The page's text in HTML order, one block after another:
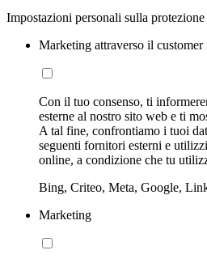
Impostazioni personali sulla protezione
Marketing attraverso il customer
Con il tuo consenso, ti
esterne al nostro sito web e ti
A tal fine, confrontiamo i tuoi
seguenti fornitori esterni e
online, a condizione che tu
Bing, Criteo, Meta, Google,
Marketing